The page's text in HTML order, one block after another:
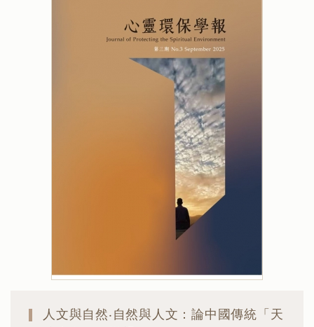
人文與自然‧自然與人文：論中國傳統「天